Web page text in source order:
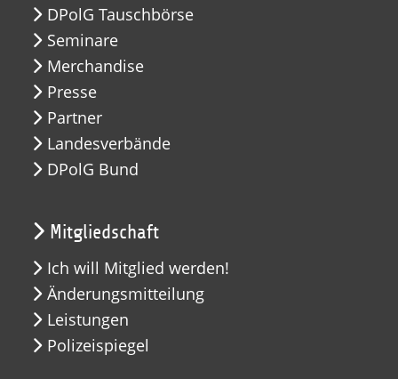
DPolG Tauschbörse
Seminare
Merchandise
Presse
Partner
Landesverbände
DPolG Bund
Mitgliedschaft
Ich will Mitglied werden!
Änderungsmitteilung
Leistungen
Polizeispiegel